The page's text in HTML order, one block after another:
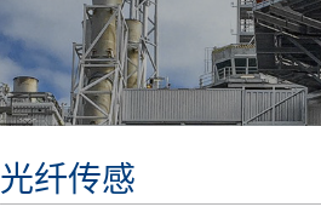
光纤传感